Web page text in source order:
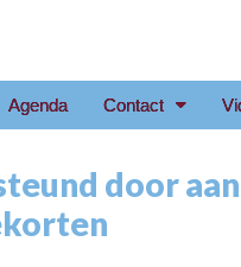
Agenda Contact
door